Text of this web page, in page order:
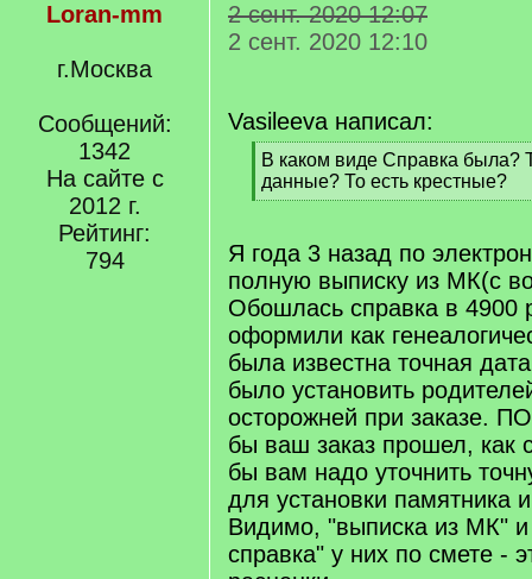
Loran-mm
г.Москва
Сообщений:
1342
На сайте с
2012 г.
Рейтинг:
794
2 сент. 2020 12:07
2 сент. 2020 12:10
Vasileeva написал:
[
q
]
В каком виде Справка была?
данные? То есть крестные?
[
q
]
Я года 3 назад по
полную выписку из МК(с
Обошлась справка в 4900
оформили как
была известна точная
было установить
осторожней при заказе.
бы ваш заказ прошел, как
бы вам надо уточнить
для установки памятника
Видимо, "выписка из МК" и
справка" у них по смете -